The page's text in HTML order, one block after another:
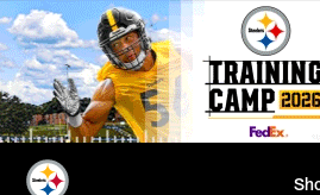
Skip
to
main
content